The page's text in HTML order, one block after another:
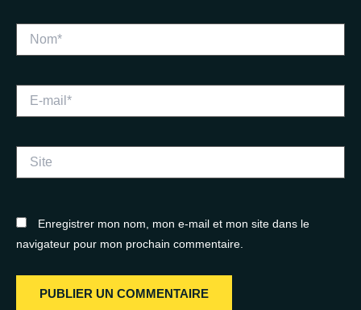
mail*
Enregistrer mon nom, mon e-mail et mon site dans le
navigateur pour mon prochain commentaire.